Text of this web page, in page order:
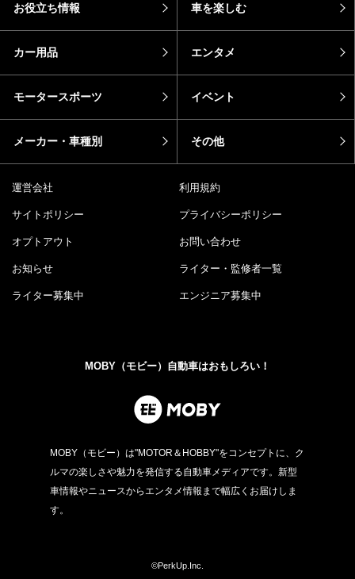
お役立ち情報 車を楽しむ
カー用品 エンタメ
モータースポーツ イベント
メーカー・車種別 その他
運営会社 利用規約
サイトポリシー プライバシーポリシー
オプトアウト お問い合わせ
お知らせ ライター・監修者一覧
ライター募集中 エンジニア募集中
MOBY（モビー）自動車はおもしろい！
MOBY（モビー）は"MOTOR＆HOBBY"をコンセプトに、ク
ルマの楽しさや魅力を発信する自動車メディアです。新型
車情報やニュースからエンタメ情報まで幅広くお届けしま
す。
©PerkUp.Inc.